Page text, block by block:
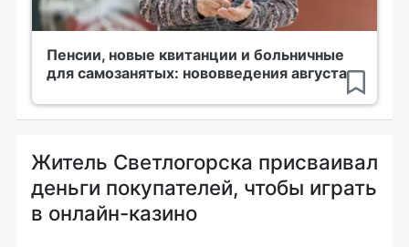
Пенсии, новые квитанции и больничные
для самозанятых: нововведения августа
Житель Светлогорска присваивал
деньги покупателей, чтобы играть
в онлайн-казино